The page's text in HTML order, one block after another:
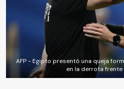
AFP - Egipto presentó una queja
en la derrota frente